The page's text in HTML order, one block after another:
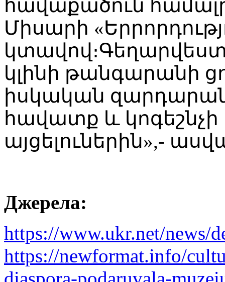
հավաքածուն
Միսարի
կլինի թանգարանի
իսկական
հավատք և
այցելուներին»,-
Джерела:
https://www.ukr.net/news/
https://newformat.info/